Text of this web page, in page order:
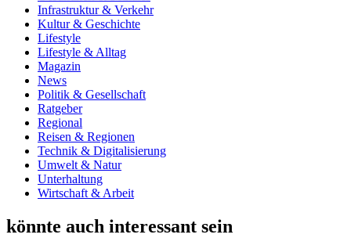
Infrastruktur & Verkehr
Kultur & Geschichte
Lifestyle
Lifestyle & Alltag
Magazin
News
Politik & Gesellschaft
Ratgeber
Regional
Reisen & Regionen
Technik & Digitalisierung
Umwelt & Natur
Unterhaltung
Wirtschaft & Arbeit
könnte auch interessant sein